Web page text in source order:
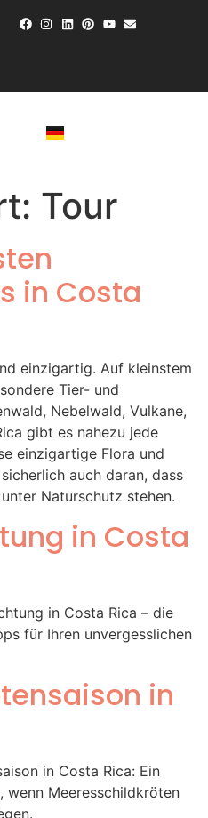
Tour
in Costa
einzigartig. Auf kleinstem
Tier- und
Nebelwald, Vulkane,
gibt es nahezu jede
einzigartige Flora und
auch daran, dass
Naturschutz stehen.
in Costa
in Costa Rica – die
für Ihren unvergesslichen
in
in Costa Rica: Ein
wenn Meeresschildkröten